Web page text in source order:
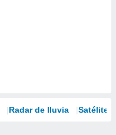
Radar de lluvia Satélites